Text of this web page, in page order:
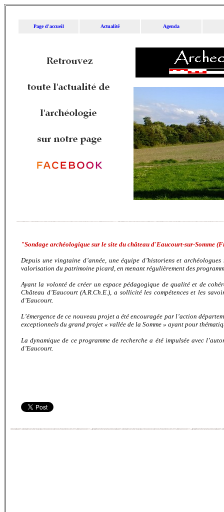
Page d'accueil Actualité Agenda
"Sondage archéologique sur le site du château d'Eaucourt-sur-Somme
Depuis une vingtaine d’année, une équipe d’historiens et
valorisation du patrimoine picard, en menant régulièrement des
Ayant la volonté de créer un espace pédagogique de qualité et de
Château d’Eaucourt (A.R.Ch.E.), a sollicité les compétences et les
d’Eaucourt.
L’émergence de ce nouveau projet a été encouragée par l’action
exceptionnels du grand projet « vallée de la Somme » ayant pour
La dynamique de ce programme de recherche a été impulsée avec
d’Eaucourt.